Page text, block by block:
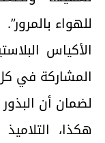
للهواء بالمرور”.
الأكياس
المشاركة في كل
لضمان أن
هكذا،